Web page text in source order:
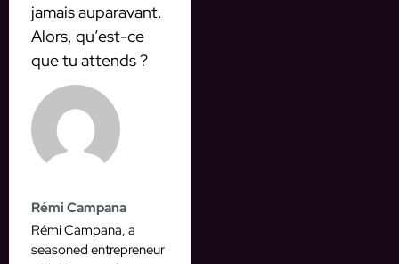
jamais auparavant.
Alors, qu’est-ce
que tu attends ?
Rémi Campana
Rémi Campana, a
seasoned entrepreneur